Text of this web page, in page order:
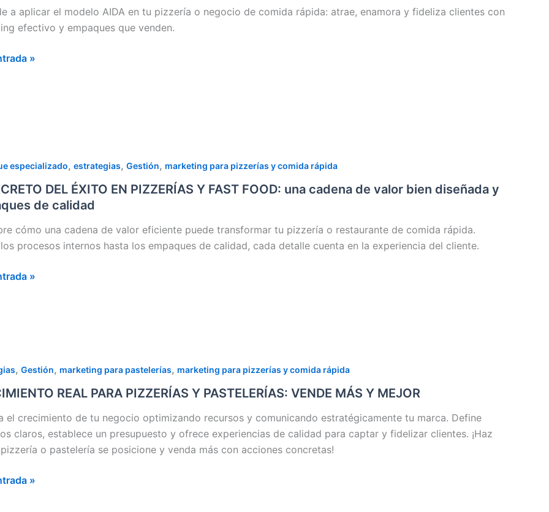
a aplicar el modelo AIDA en tu pizzería o negocio de comida rápida: atrae, enamora y fideliza clientes con
efectivo y empaques que venden.
»
especializado, estrategias, Gestión, marketing para pizzerías y comida rápida
DEL ÉXITO EN PIZZERÍAS Y FAST FOOD: una cadena de valor bien diseñada y
de calidad
cómo una cadena de valor eficiente puede transformar tu pizzería o restaurante de comida rápida.
procesos internos hasta los empaques de calidad, cada detalle cuenta en la experiencia del cliente.
»
, Gestión, marketing para pastelerías, marketing para pizzerías y comida rápida
REAL PARA PIZZERÍAS Y PASTELERÍAS: VENDE MÁS Y MEJOR
el crecimiento de tu negocio optimizando recursos y comunicando estratégicamente tu marca. Define
claros, establece un presupuesto y ofrece experiencias de calidad para captar y fidelizar clientes. ¡Haz
o pastelería se posicione y venda más con acciones concretas!
Y
VENDE
»